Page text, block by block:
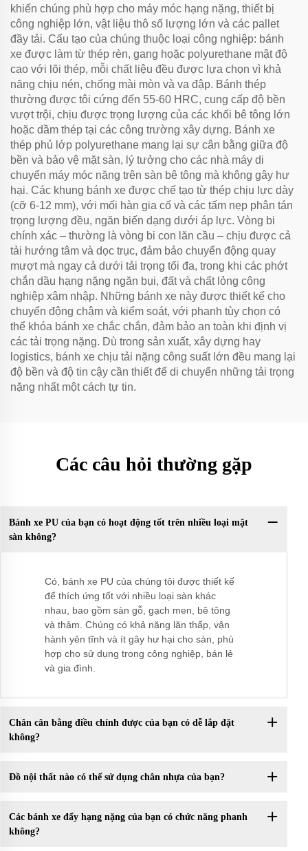
khiến chúng phù hợp cho máy móc hạng nặng, thiết bị
công nghiệp lớn, vật liệu thô số lượng lớn và các pallet
đầy tải. Cấu tạo của chúng thuộc loại công nghiệp: bánh
xe được làm từ thép rèn, gang hoặc polyurethane mật độ
cao với lõi thép, mỗi chất liệu đều được lựa chọn vì khả
năng chịu nén, chống mài mòn và va đập. Bánh thép
thường được tôi cứng đến 55-60 HRC, cung cấp độ bền
vượt trội, chịu được trọng lượng của các khối bê tông lớn
hoặc dầm thép tại các công trường xây dựng. Bánh xe
thép phủ lớp polyurethane mang lại sự cân bằng giữa độ
bền và bảo vệ mặt sàn, lý tưởng cho các nhà máy di
chuyển máy móc nặng trên sàn bê tông mà không gây hư
hại. Các khung bánh xe được chế tạo từ thép chịu lực dày
(cỡ 6-12 mm), với mối hàn gia cố và các tấm nẹp phân tán
trọng lượng đều, ngăn biến dạng dưới áp lực. Vòng bi
chính xác – thường là vòng bi con lăn cầu – chịu được cả
tải hướng tâm và dọc trục, đảm bảo chuyển động quay
mượt mà ngay cả dưới tải trọng tối đa, trong khi các phớt
chắn dầu hạng nặng ngăn bụi, đất và chất lỏng công
nghiệp xâm nhập. Những bánh xe này được thiết kế cho
chuyển động chậm và kiểm soát, với phanh tùy chọn có
thể khóa bánh xe chắc chắn, đảm bảo an toàn khi định vị
các tải trọng nặng. Dù trong sản xuất, xây dựng hay
logistics, bánh xe chịu tải nặng công suất lớn đều mang lại
độ bền và độ tin cậy cần thiết để di chuyển những tải trọng
nặng nhất một cách tự tin.
Các câu hỏi thường gặp
Bánh xe PU của bạn có hoạt động tốt trên nhiều loại mặt
sàn không?
Có, bánh xe PU của chúng tôi được thiết kế
để thích ứng tốt với nhiều loại sàn khác
nhau, bao gồm sàn gỗ, gạch men, bê tông
và thảm. Chúng có khả năng lăn thấp, vận
hành yên tĩnh và ít gây hư hại cho sàn, phù
hợp cho sử dụng trong công nghiệp, bán lẻ
và gia đình.
Chân cân bằng điều chỉnh được của bạn có dễ lắp đặt
không?
Đồ nội thất nào có thể sử dụng chân nhựa của bạn?
Các bánh xe đẩy hạng nặng của bạn có chức năng phanh
không?